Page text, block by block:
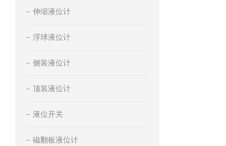
伸缩液位计
浮球液位计
侧装液位计
顶装液位计
液位开关
磁翻板液位计